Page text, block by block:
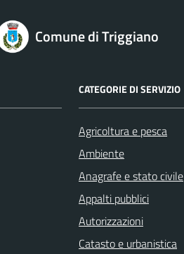
Comune di Triggiano
CATEGORIE DI SERVIZIO
Agricoltura e pesca
Ambiente
Anagrafe e stato civile
Appalti pubblici
Autorizzazioni
Catasto e urbanistica